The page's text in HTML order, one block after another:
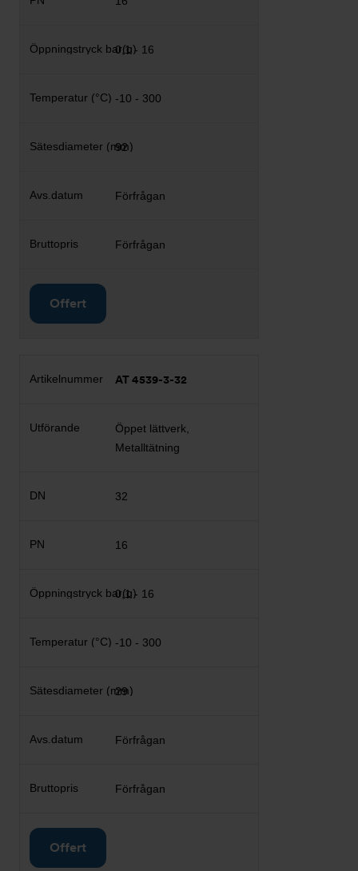
0,1 - 16
-10 - 300
92
Förfrågan
Förfrågan
Offert
AT 4539-3-32
Öppet lättverk,
Metalltätning
32
16
0,1 - 16
-10 - 300
29
Förfrågan
Förfrågan
Offert